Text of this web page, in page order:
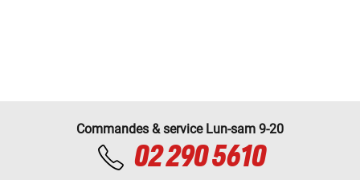
Commandes & service Lun-sam 9-20
02 290 5610